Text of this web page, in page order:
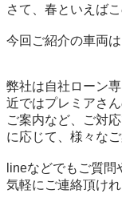
さて、春といえば
今回ご紹介の車両
弊社は自社ローン
近ではプレミアさ
ご案内など、ご対
に応じて、様々な
lineなどでもご質
気軽にご連絡頂け